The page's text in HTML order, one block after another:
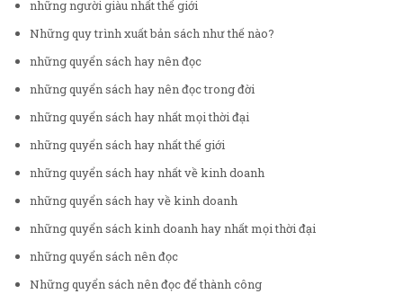
những người giàu nhất thế giới
Những quy trình xuất bản sách như thế nào?
những quyển sách hay nên đọc
những quyển sách hay nên đọc trong đời
những quyển sách hay nhất mọi thời đại
những quyển sách hay nhất thế giới
những quyển sách hay nhất về kinh doanh
những quyển sách hay về kinh doanh
những quyển sách kinh doanh hay nhất mọi thời đại
những quyển sách nên đọc
Những quyển sách nên đọc để thành công